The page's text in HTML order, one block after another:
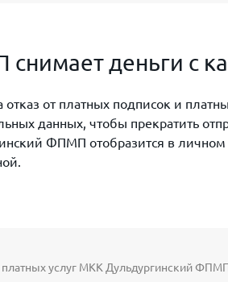
деньги с
отказ от платных подписок и
данных, чтобы прекратить
ФПМП отобразится в личном
платных услуг МКК Дульдургинский